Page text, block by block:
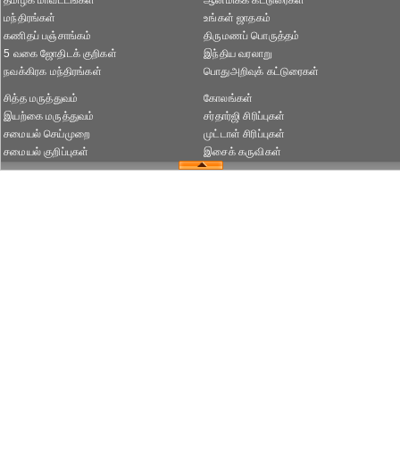
மந்திரங்கள்
கணிதப் பஞ்சாங்கம்
5 வகை ஜோதிடக் குறிகள்
நவக்கிரக மந்திரங்கள்
உங்கள் ஜாதகம்
திருமணப் பொருத்தம்
இந்திய வரலாறு
பொதுஅறிவுக் கட்டுரைகள்
சித்த மருத்துவம்
இயற்கை மருத்துவம்
சமையல் செய்முறை
சமையல் குறிப்புகள்
கோலங்கள்
சர்தார்ஜி சிரிப்புகள்
முட்டாள் சிரிப்புகள்
இசைக் கருவிகள்